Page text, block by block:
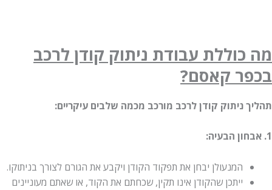
מה כוללת עבודת ניתוק קודן לרכב
בכפר קאסם?
תהליך ניתוק קודן לרכב מורכב מכמה שלבים עיקריים:
1. אבחון הבעיה:
המנעולן יבחן את תפקוד הקודן ויקבע את הגורם לצורך בניתוקו.
ייתכן שהקודן אינו תקין, שכחתם את הקוד, או שאתם מעוניינים